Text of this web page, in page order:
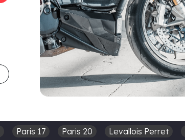
Paris 17 Paris 20 Levallois Perret